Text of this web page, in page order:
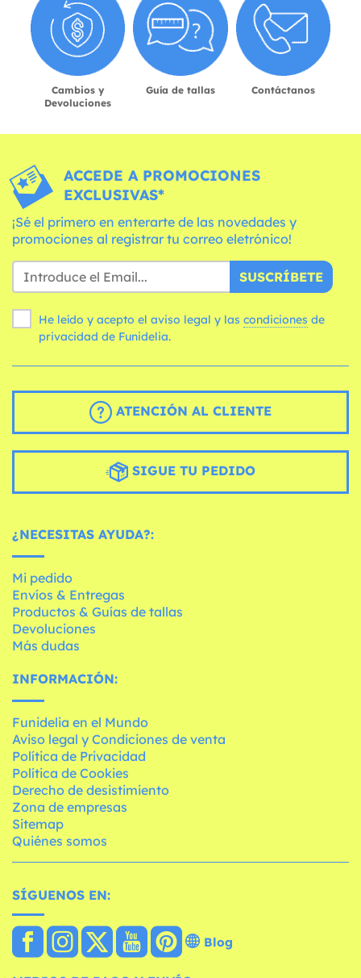
Cambios y
Devoluciones
Guía de tallas Contáctanos
ACCEDE A PROMOCIONES
EXCLUSIVAS*
¡Sé el primero en enterarte de las novedades y
promociones al registrar tu correo eletrónico!
SUSCRÍBETE
He leído y acepto el aviso legal y las condiciones
privacidad de Funidelia.
ATENCIÓN AL CLIENTE
SIGUE TU PEDIDO
¿NECESITAS AYUDA?:
Mi pedido
Envíos & Entregas
Productos & Guías de tallas
Devoluciones
Más dudas
INFORMACIÓN:
Funidelia en el Mundo
Aviso legal y Condiciones de venta
Política de Privacidad
Política de Cookies
Derecho de desistimiento
Zona de empresas
Sitemap
Quiénes somos
SÍGUENOS EN:
Blog